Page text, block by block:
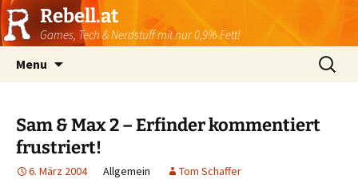
Rebell.at
Games, Tech & Nerdstuff mit nur 0,9% Fett!
Menu
Suchen
nach:
Sam & Max 2 – Erfinder kommentiert
frustriert!
6. März 2004 Allgemein Tom Schaffer